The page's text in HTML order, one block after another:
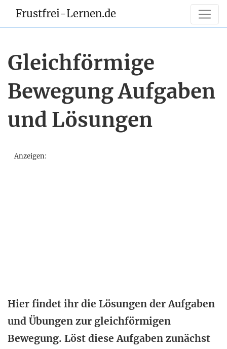
Frustfrei-Lernen.de
Gleichförmige
Bewegung Aufgaben
und Lösungen
Anzeigen:
Hier findet ihr die Lösungen der Aufgaben
und Übungen zur gleichförmigen
Bewegung. Löst diese Aufgaben zunächst